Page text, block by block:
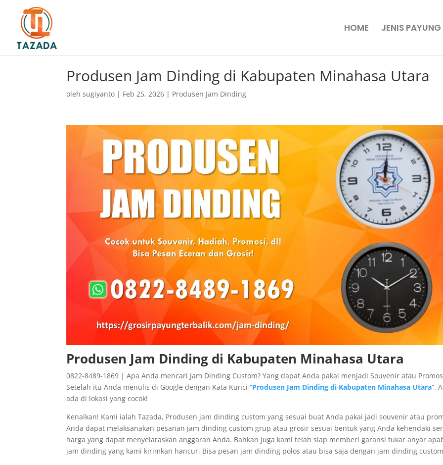
HOME JENIS PAYUNG
Produsen Jam Dinding di Kabupaten Minahasa Utara
olehsugiyanto | Feb 25, 2026 | Produsen Jam Dinding
Produsen Jam Dinding di Kabupaten Minahasa Utara
0822-8489-1869 | Apa Anda mencari Jam Dinding Custom? Yang dapat Anda pakai menjadi Souvenir atau
Setelah itu Anda menulis di Google dengan Kata Kunci “Produsen Jam Dinding di Kabupaten Minahasa Utara“.
ada di lokasi yang cocok!
Kenalkan! Kami ialah Tazada, Produsen jam dinding custom yang sesuai buat Anda pakai jadi souvenir atau
Anda dapat melaksanakan pesanan jam dinding custom grup atau grosir sesuai bentuk yang Anda kehendaki
harga yang dapat menyelaraskan anggaran Anda. Bahkan juga kami telah siap memberi garansi tukar anyar
jam dinding yang kami kirimkan hancur. Bisa pesan jam dinding polos atau bisa saja dengan jam dinding custom